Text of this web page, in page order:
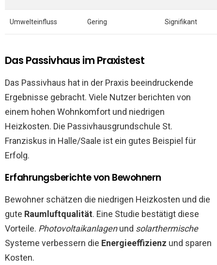
Umwelteinfluss Gering Signifikant
Das Passivhaus im Praxistest
Das Passivhaus hat in der Praxis beeindruckende
Ergebnisse gebracht. Viele Nutzer berichten von
einem hohen Wohnkomfort und niedrigen
Heizkosten. Die Passivhausgrundschule St.
Franziskus in Halle/Saale ist ein gutes Beispiel für
Erfolg.
Erfahrungsberichte von Bewohnern
Bewohner schätzen die niedrigen Heizkosten und die
gute Raumluftqualität. Eine Studie bestätigt diese
Vorteile. Photovoltaikanlagenund solarthermische
Systeme verbessern die Energieeffizienz und sparen
Kosten.